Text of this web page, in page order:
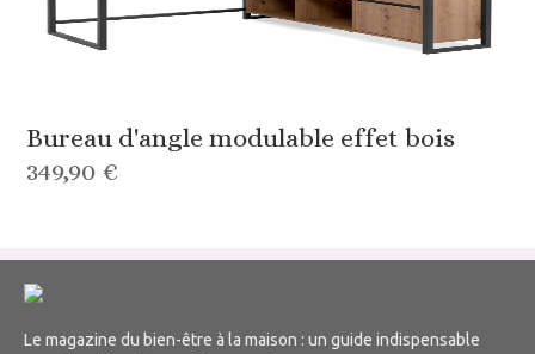
Bureau d'angle modulable effet bois
349,90 €
Le magazine du bien-être à la maison : un guide indispensable